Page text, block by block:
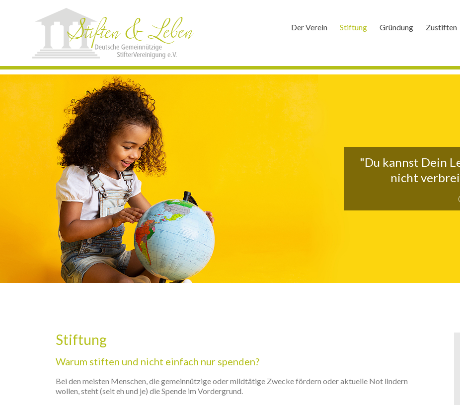
Der Verein Stiftung Gründung Zustiften
"Du kannst Dein
nicht
Stiftung
Warum stiften und nicht einfach nur spenden?
Bei den meisten Menschen, die gemeinnützige oder mildtätige Zwecke fördern oder aktuelle Not lindern
wollen, steht (seit eh und je) die Spende im Vordergrund.